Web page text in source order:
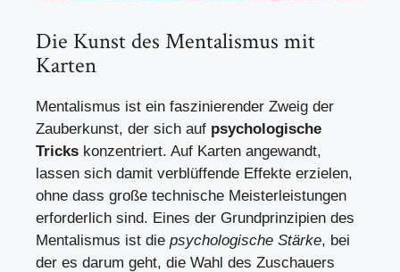
Die Kunst des Mentalismus mit
Karten
Mentalismus ist ein faszinierender Zweig der
Zauberkunst, der sich auf psychologische
Tricks konzentriert. Auf Karten angewandt,
lassen sich damit verblüffende Effekte erzielen,
ohne dass große technische Meisterleistungen
erforderlich sind. Eines der Grundprinzipien des
Mentalismus ist die psychologische Stärke, bei
der es darum geht, die Wahl des Zuschauers